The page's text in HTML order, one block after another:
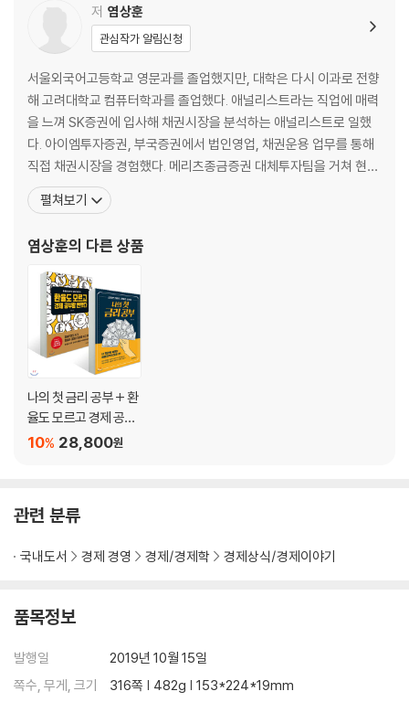
경제성장률에서 ‘경제’란 무엇일까?
일본의 금리는 왜 이렇게 낮을까?
국고채 30년물 금리가 10년물보다 낮은 유일한 나라
PART 3
물가와 금리, 관계의 역동성에 주목하라
예수님께서 살아계셨으면 정말 부자가 되었을까?
돈은 은행이 만든다, 신용창조
우리나라 중앙은행인 한국은행이 하는 일은?
물가가 오르는 것이 좋을까, 내려가는 것이 좋을까?
초고령화 사회, 내 연금은 무사할까요?
왜 체감물가는 계속 오르는데 물가지표는 안 오를까?
PART 4
신용과 금리, 위험한 만큼 금리는 올라간다
친구에게 돈을 빌려줄 때 적정금리는 얼마일까?
주식과 채권의 기대수익률은 같다
은행에 가는 당신은 바보다
손실을 인정하지 못하는 나라, 중금리시장의 부재
PART 5
유독 우리나라 환율은 왜 이렇게 급등락을 반복하는가?
우리나라의 외환보유고, 그것은 과연 자랑거리인가?
일본에서 지진이 났는데 엔화가 강세라고?
저 염상훈
관심작가 알림신청
서울외국어고등학교 영문과를 졸업했지만, 대학은 다시 이과로 전향
해 고려대학교 컴퓨터학과를 졸업했다. 애널리스트라는 직업에 매력
을 느껴 SK증권에 입사해 채권시장을 분석하는 애널리스트로 일했
다. 아이엠투자증권, 부국증권에서 법인영업, 채권운용 업무를 통해
직접 채권시장을 경험했다. 메리츠종금증권 대체투자팀을 거쳐 현재
는 리딩투자증권 헤지펀드운용본부에서 헤지펀드 매니저로 재직 중
이다. 경제와 주식에 대해서는 아는 것도 많고, 하고 싶은 말도 많지만
없다는 생각에 『금리의 역습』을 썼다. 개정판인 『나의 첫 금리 공부』
펼쳐보기
염상훈의 다른 상품
나의 첫 금리 공부 + 환
율도 모르고 경제 공부
할 뻔했다28,800원
10%
관련 분류
국내도서 경제 경영 경제/경제학 경제상식/경제이야기
품목정보
발행일
2019년 10월 15일
쪽수, 무게, 크기
316쪽 | 482g | 153*224*19mm